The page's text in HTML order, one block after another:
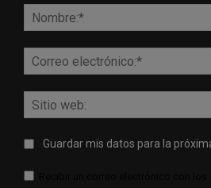
Guardar mis datos para la